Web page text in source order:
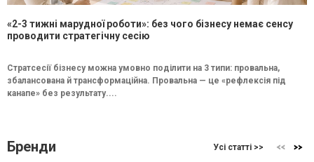
«2-3 тижні марудної роботи»: без чого бізнесу немає сенсу
проводити стратегічну сесію
Стратсесії бізнесу можна умовно поділити на 3 типи: провальна,
збалансована й трансформаційна. Провальна — це «рефлексія під
канапе» без результату....
Бренди Усі статті >>